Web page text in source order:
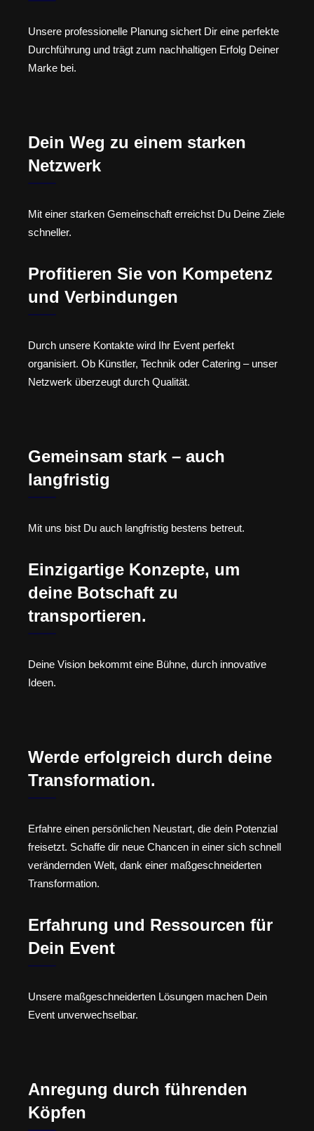
Unsere professionelle Planung sichert Dir eine perfekte
Durchführung und trägt zum nachhaltigen Erfolg Deiner
Marke bei.
Dein Weg zu einem starken
Netzwerk
Mit einer starken Gemeinschaft erreichst Du Deine Ziele
schneller.
Profitieren Sie von Kompetenz
und Verbindungen
Durch unsere Kontakte wird Ihr Event perfekt
organisiert. Ob Künstler, Technik oder Catering – unser
Netzwerk überzeugt durch Qualität.
Gemeinsam stark – auch
langfristig
Mit uns bist Du auch langfristig bestens betreut.
Einzigartige Konzepte, um
deine Botschaft zu
transportieren.
Deine Vision bekommt eine Bühne, durch innovative
Ideen.
Werde erfolgreich durch deine
Transformation.
Erfahre einen persönlichen Neustart, die dein Potenzial
freisetzt. Schaffe dir neue Chancen in einer sich schnell
verändernden Welt, dank einer maßgeschneiderten
Transformation.
Erfahrung und Ressourcen für
Dein Event
Unsere maßgeschneiderten Lösungen machen Dein
Event unverwechselbar.
Anregung durch führenden
Köpfen